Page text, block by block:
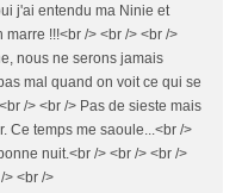
j'ai entendu ma Ninie et
!!!<br /> <br /> <br />
nous ne serons jamais
mal quand on voit ce qui se
/> <br /> Pas de sieste mais
Ce temps me saoule...<br />
nuit.<br /> <br /> <br />
> <br />